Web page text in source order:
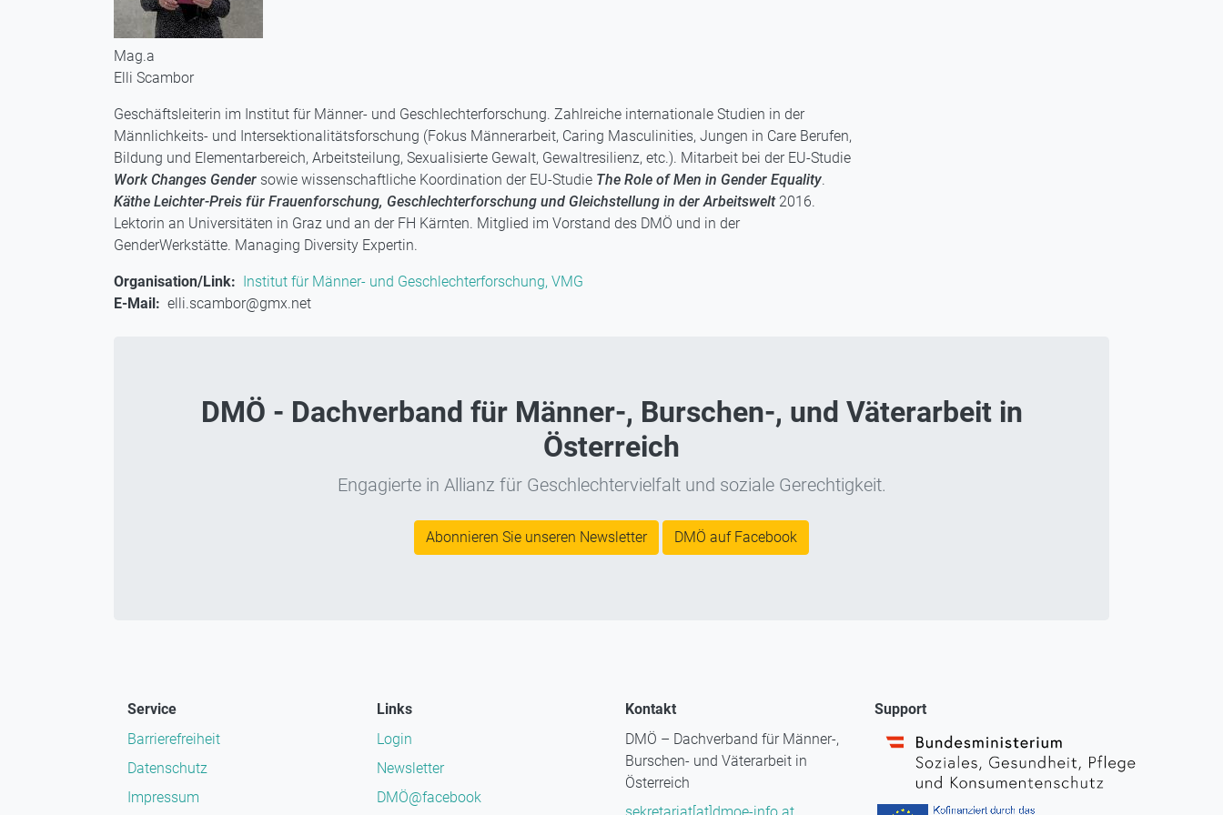
Mag.a
Elli Scambor
Geschäftsleiterin im Institut für Männer- und Geschlechterforschung. Zahlreiche internationale Studien in der
Männlichkeits- und Intersektionalitätsforschung (Fokus Männerarbeit, Caring Masculinities, Jungen in Care Berufen,
Bildung und Elementarbereich, Arbeitsteilung, Sexualisierte Gewalt, Gewaltresilienz, etc.). Mitarbeit bei der EU-Studie
Work Changes Gender sowie wissenschaftliche Koordination der EU-Studie The Role of Men in Gender Equality.
Käthe Leichter-Preis für Frauenforschung, Geschlechterforschung und Gleichstellung in der Arbeitswelt2016.
Lektorin an Universitäten in Graz und an der FH Kärnten. Mitglied im Vorstand des DMÖ und in der
GenderWerkstätte. Managing Diversity Expertin.
Organisation/Link
Institut für Männer- und Geschlechterforschung, VMG
E-Mail
elli.scambor@gmx.net
DMÖ - Dachverband für Männer-, Burschen-, und Väterarbeit in
Österreich
Engagierte in Allianz für Geschlechtervielfalt und soziale Gerechtigkeit.
Abonnieren Sie unseren Newsletter DMÖ auf Facebook
Service
Barrierefreiheit
Datenschutz
Impressum
Links
Login
Newsletter
DMÖ@facebook
Kontakt
DMÖ – Dachverband für Männer-,
Burschen- und Väterarbeit in
Österreich
Support